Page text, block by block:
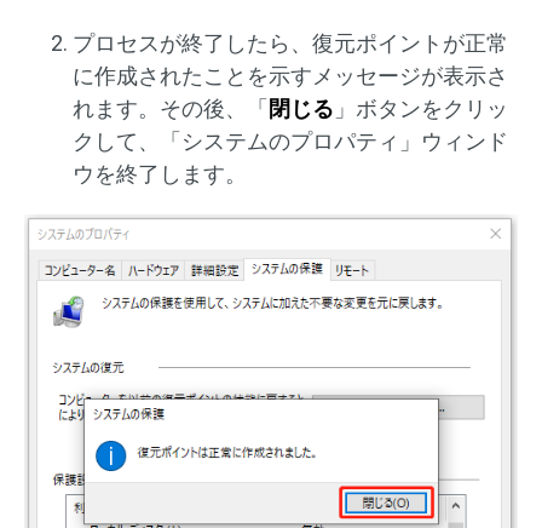
プロセスが終了したら、復元ポイントが正常
に作成されたことを示すメッセージが表示さ
れます。その後、「閉じる 」ボタンをクリッ
クして、「システムのプロパティ」ウィンド
ウを終了します。